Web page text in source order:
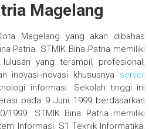
Magelang
Magelang yang akan dibahas
Patria. STMIK Bina Patria memiliki
yang terampil, profesional,
inovasi-inovasi khususnya server
informasi. Sekolah tinggi ini
pada 9 Juni 1999 berdasarkan
1999. STMIK Bina Patria memiliki
Informasi, S1 Teknik Informatika,